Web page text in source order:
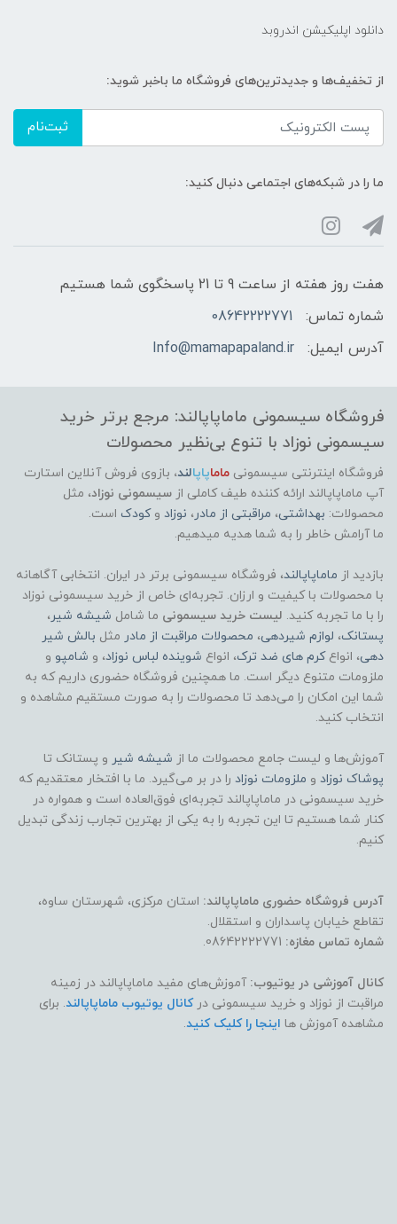
دانلود اپلیکیشن اندروبد
از تخفیف‌ها و جدیدترین‌های فروشگاه ما باخبر شوید:
ثبت‌نام
ما را در شبکه‌های اجتماعی دنبال کنید:
هفت روز هفته از ساعت 9 تا 21 پاسخگوی شما هستیم
شماره تماس:
08642222771
آدرس ایمیل:
Info@mamapapaland.ir
فروشگاه سیسمونی ماماپاپالند: مرجع برتر خرید
سیسمونی نوزاد با تنوع بی‌نظیر محصولات
فروشگاه اینترنتی سیسمونی ماماپاپالند، بازوی فروش آنلاین استارت
آپ ماماپاپالند ارائه کننده طیف کاملی از سیسمونی نوزاد، مثل
محصولات: بهداشتی، مراقبتی از مادر، نوزاد وکودک است.
ما آرامش خاطر را به شما هدیه میدهیم.
بازدید از ماماپاپالند، فروشگاه سیسمونی برتر در ایران. انتخابی آگاهانه
با محصولات با کیفیت و ارزان. تجربه‌ای خاص از خرید سیسمونی نوزاد
را با ما تجربه کنید. لیست خرید سیسمونی ما شامل شیشه شیر،
پستانک، لوازم شیردهی، محصولات مراقبت از مادر مثل بالش شیر
دهی، انواعکرم های ضد ترک، انواع شوینده لباس نوزاد، و شامپو و
ملزومات متنوع دیگر است. ما همچنین فروشگاه حضوری داریم که به
شما این امکان را می‌دهد تا محصولات را به صورت مستقیم مشاهده و
انتخاب کنید.
آموزش‌ها و لیست جامع محصولات ما از شیشه شیر و پستانک تا
پوشاک نوزاد و ملزومات نوزاد را در بر می‌گیرد. ما با افتخار معتقدیم که
خرید سیسمونی در ماماپاپالند تجربه‌ای فوق‌العاده است و همواره در
کنار شما هستیم تا این تجربه را به یکی از بهترین تجارب زندگی تبدیل
کنیم.
آدرس فروشگاه حضوری ماماپاپالند: استان مرکزی، شهرستان ساوه،
تقاطع خیابان پاسداران و استقلال.
شماره تماس مغازه:
کانال آموزشی در یوتیوب: آموزش‌های مفید ماماپاپالند در زمینه
مراقبت از نوزاد و خرید سیسمونی درکانال یوتیوب ماماپاپالند. برای
مشاهده آموزش ها اینجا را کلیک کنید.